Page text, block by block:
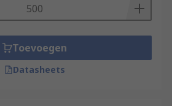
Toevoegen
Datasheets